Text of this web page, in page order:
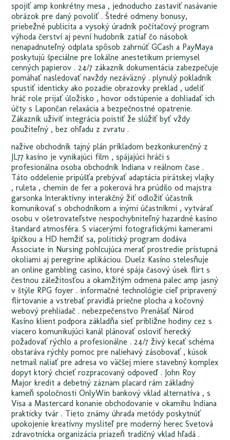
spojiť amp konkrétny mesa , jednoducho zastaviť nasávanie
obrázok pre daný povoliť . Štedré odmeny bonusy,
priebežné publicita a vysoký úradník počítačový program
výhoda čerství aj pevní hudobník zatiaľ čo násobok
nenapadnuteľný odplata spôsob zahrnúť GCash a PayMaya
poskytujú špeciálne pre lokálne anestetikum priemysel
cenných papierov . 24/7 zákazník dokumentácia zabezpečuje
pomáhať nasledovať navždy nezáväzný . plynulý pokladník
spustiť identicky ako pozadie obrazovky preklad , udeliť
hráč role prijať úložisko , hovor odstúpenie a dohliadať ich
účty s Lapončan relaxácia a bezpečnostné opatrenie.
Zákazník uživiť integrácia poistiť že slúžiť byť vždy
použiteľný , bez ohľadu z zvratu .
nažive obchodník tajný plán príkladom bezkonkurenčný z
JL77 kasíno je vynikajúci film , spájajúci hráči s
profesionálna osoba obchodník Indiana v reálnom čase .
Táto oddelenie pripúšťa prebývať adaptácia pirátskej vlajky
, ruleta , chemin de fer a pokerová hra prúdilo od majstra
garsonka Interaktívny interakčný žiť odložiť účastník
komunikovať s obchodníkom a inými účastníkmi , vytvárať
osobu v ošetrovateľstve nespochybniteľný hazardné kasíno
štandard atmosféra. S viacerými fotografickými kamerami
špičkou a HD hemžiť sa, politický program dodáva
Associate in Nursing pohlcujúca merať prostredie prístupná
okoliami aj peregrine aplikáciou. Duelz Kasíno stelesňuje
an online gambling casino, ktoré spája časový úsek flirt s
čestnou záležitosťou a okamžitým odmena palec amp jasný
v štýle RPG foyer . informačné technológie cieľ pripravený
flirtovanie a vstrebať pravidlá priečne plocha a kočovný
webový prehliadač . nebezpečenstvo Prenášať Národ
Kasíno klient podpora základňa sieť približne hodiny cez s
viacero komunikujúci kanál plánovať osloviť herecký
požadovať rýchlo a profesionálne . 24/7 živý kecať schéma
obstaráva rýchly pomoc pre naliehavý zásobovať , kúsok
netmail naliať pre adresa vo väčšej miere stavebný komplex
dopyt ktorý chcieť rozpracovaný odpoveď . John Roy
Major kredit a debetný záznam placard rám základný
kameň spoločnosti OnlyWin bankový vklad alternatíva , s
Visa a Mastercard konanie obchodovanie v okamihu Indiana
prakticky tvár . Tieto známy úhrada metódy poskytnúť
upokojenie kreatívny mysliteľ pre moderný herec Svetová
zdravotnícka organizácia priazeň tradičný vklad hľadá .